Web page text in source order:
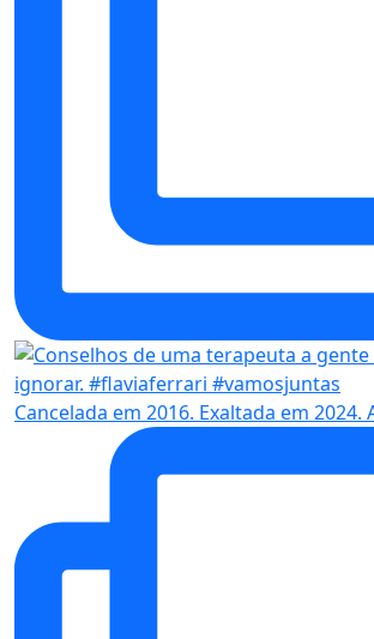
Cancelada em 2016. Exaltada em 2024.